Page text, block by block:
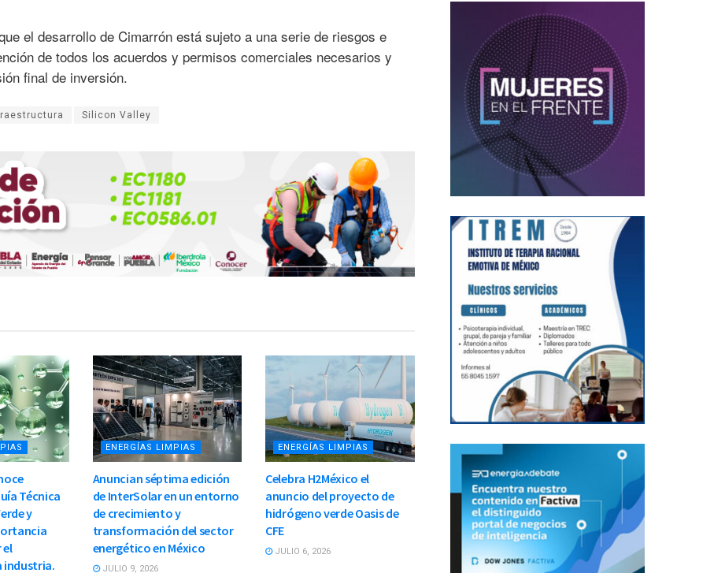
el desarrollo de Cimarrón está sujeto a una serie de riesgos e
de todos los acuerdos y permisos comerciales necesarios y
final de inversión.
Silicon Valley
Técnica
y
el
industria.
ENERGÍAS LIMPIAS
Anuncian séptima edición
de InterSolar en un entorno
de crecimiento y
transformación del sector
energético en México
JULIO 9, 2026
ENERGÍAS LIMPIAS
Celebra H2México el
anuncio del proyecto de
hidrógeno verde Oasis de
CFE
JULIO 6, 2026